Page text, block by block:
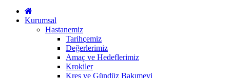
Kurumsal
Hastanemiz
Tarihçemiz
Değerlerimiz
Amaç ve Hedeflerimiz
Krokiler
Kreş ve Gündüz Bakımevi